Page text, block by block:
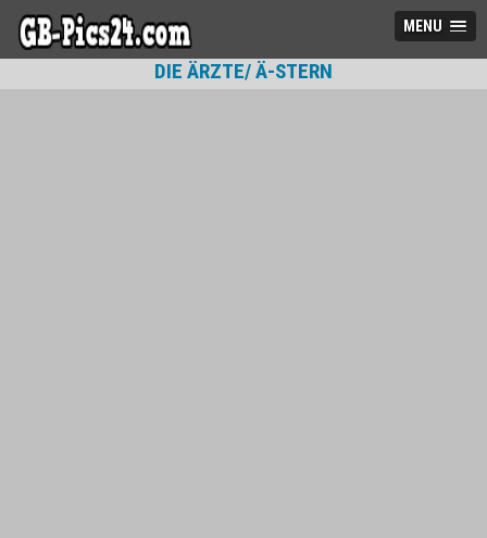
MENU
DIE ÄRZTE/ Ä-STERN